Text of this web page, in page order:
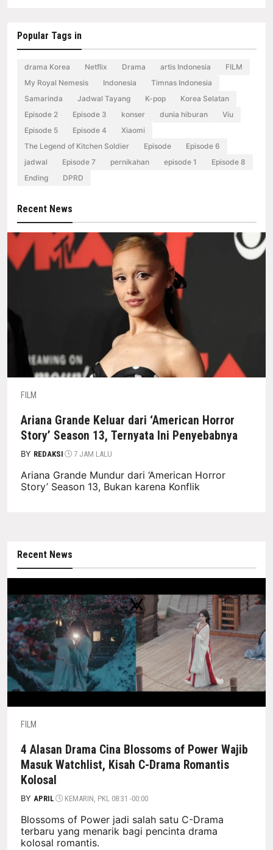
Popular Tags in
drama Korea Netflix Drama artis Indonesia
FILM
My Royal Nemesis
Indonesia
Timnas Indonesia
Samarinda
Jadwal Tayang K-pop
Korea Selatan
Episode 2
Episode 3 konser dunia hiburan
Viu
Episode 5
Episode 4
Xiaomi
The Legend of Kitchen Soldier
Episode
Episode 6
jadwal
Episode 7 pernikahan episode 1
Episode 8
Ending
DPRD
Recent News
FILM
Ariana Grande Keluar dari ‘American Horror
Story’ Season 13, Ternyata Ini Penyebabnya
BY REDAKSI 7 JAM LALU
Ariana Grande Mundur dari ‘American Horror
Story’ Season 13, Bukan karena Konflik
Recent News
FILM
4 Alasan Drama Cina Blossoms of Power Wajib
Masuk Watchlist, Kisah C-Drama Romantis
Kolosal
BY APRIL KEMARIN, PKL 08:31 -00:00
Blossoms of Power jadi salah satu C-Drama
terbaru yang menarik bagi pencinta drama
kolosal romantis.